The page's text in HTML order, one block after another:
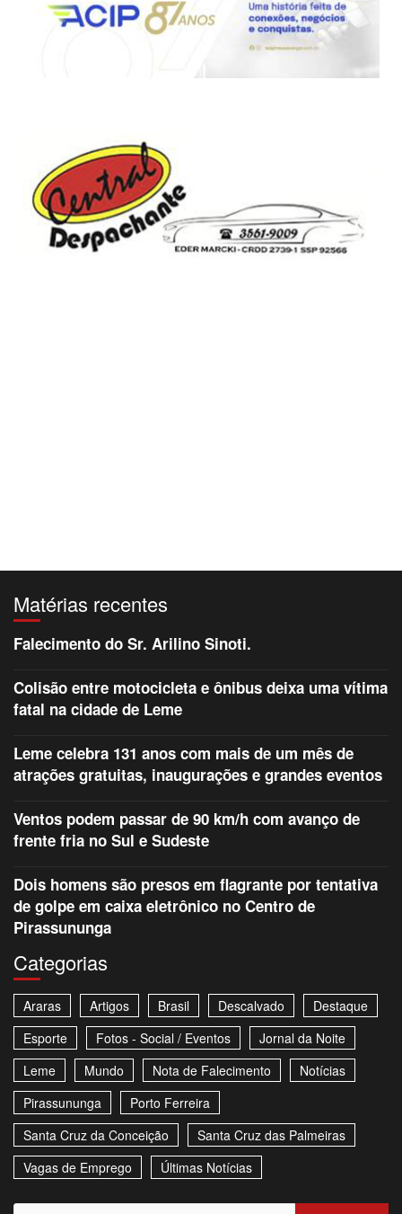
Matérias recentes
Falecimento do Sr. Arilino Sinoti.
Colisão entre motocicleta e ônibus deixa uma vítima
fatal na cidade de Leme
Leme celebra 131 anos com mais de um mês de
atrações gratuitas, inaugurações e grandes eventos
Ventos podem passar de 90 km/h com avanço de
frente fria no Sul e Sudeste
Dois homens são presos em flagrante por tentativa
de golpe em caixa eletrônico no Centro de
Pirassununga
Categorias
Araras Artigos Brasil Descalvado
Destaque
Esporte
Fotos - Social / Eventos
Jornal da Noite
Leme
Mundo Nota de Falecimento
Notícias
Pirassununga
Porto Ferreira
Santa Cruz da Conceição
Santa Cruz das Palmeiras
Vagas de Emprego
Últimas Notícias